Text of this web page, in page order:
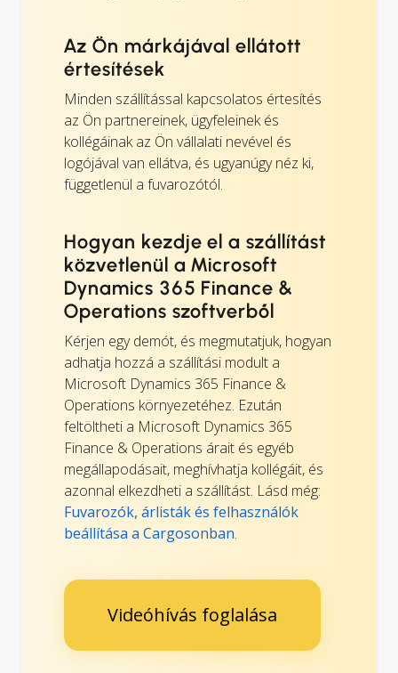
Az Ön márkájával ellátott
értesítések
Minden szállítással kapcsolatos értesítés
az Ön partnereinek, ügyfeleinek és
kollégáinak az Ön vállalati nevével és
logójával van ellátva, és ugyanúgy néz ki,
függetlenül a fuvarozótól.
Hogyan kezdje el a szállítást
közvetlenül a Microsoft
Dynamics 365 Finance &
Operations szoftverből
Kérjen egy demót, és megmutatjuk, hogyan
adhatja hozzá a szállítási modult a
Microsoft Dynamics 365 Finance &
Operations környezetéhez. Ezután
feltöltheti a Microsoft Dynamics 365
Finance & Operations árait és egyéb
megállapodásait, meghívhatja kollégáit, és
azonnal elkezdheti a szállítást. Lásd még:
Fuvarozók, árlisták és felhasználók
beállítása a Cargosonban.
Videóhívás foglalása